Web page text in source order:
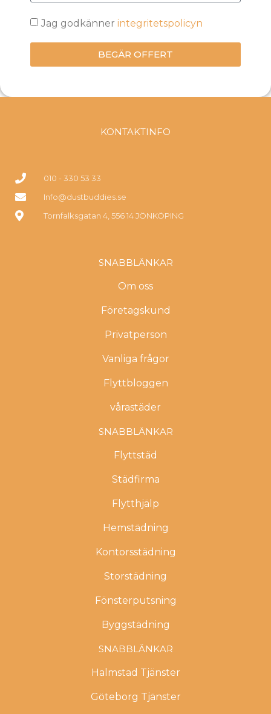
Jag godkänner integritetspolicyn
BEGÄR OFFERT
KONTAKTINFO
010 - 330 53 33
Info@dustbuddies.se
Tornfalksgatan 4, 556 14 JÖNKÖPING
SNABBLÄNKAR
Om oss
Företagskund
Privatperson
Vanliga frågor
Flyttbloggen
vårastäder
SNABBLÄNKAR
Flyttstäd
Städfirma
Flytthjälp
Hemstädning
Kontorsstädning
Storstädning
Fönsterputsning
Byggstädning
SNABBLÄNKAR
Halmstad Tjänster
Göteborg Tjänster